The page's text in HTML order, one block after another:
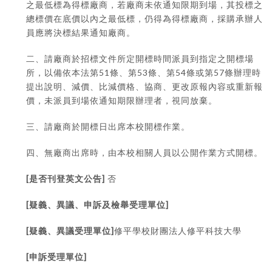
之最低標為得標廠商，若廠商未依通知限期到場，其投標之
總標價在底價以內之最低標，仍得為得標廠商，採購承辦人
員應將決標結果通知廠商。
二、請廠商於招標文件所定開標時間派員到指定之開標場
所，以備依本法第51條、第53條、第54條或第57條辦理時
提出說明、減價、比減價格、協商、更改原報內容或重新報
價，未派員到場依通知期限辦理者，視同放棄。
三、請廠商於開標日出席本校開標作業。
四、無廠商出席時，由本校相關人員以公開作業方式開標。
[是否刊登英文公告] 否
[疑義、異議、申訴及檢舉受理單位]
[疑義、異議受理單位]修平學校財團法人修平科技大學
[申訴受理單位]